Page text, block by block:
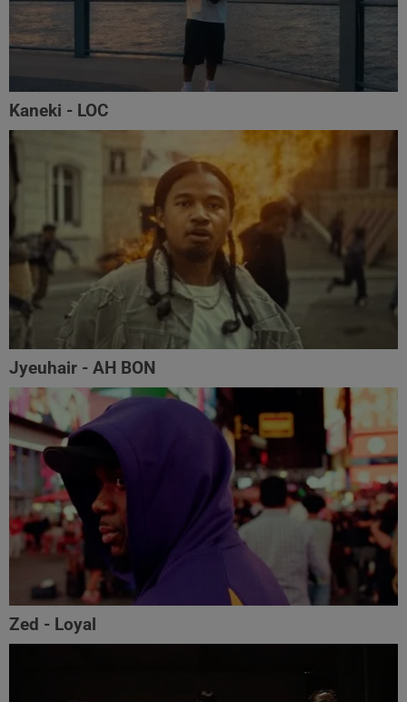
Kaneki - LOC
Jyeuhair - AH BON
Zed - Loyal